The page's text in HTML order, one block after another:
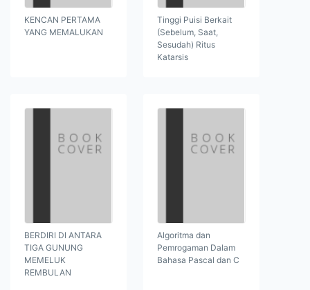
KENCAN PERTAMA
YANG MEMALUKAN
Tinggi Puisi Berkait
(Sebelum, Saat,
Sesudah) Ritus
Katarsis
BERDIRI DI ANTARA
TIGA GUNUNG
MEMELUK
REMBULAN
Algoritma dan
Pemrogaman Dalam
Bahasa Pascal dan C